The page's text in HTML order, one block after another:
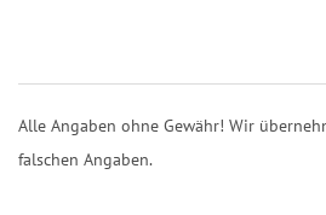
Alle Angaben ohne Gewähr! Wir
falschen Angaben.